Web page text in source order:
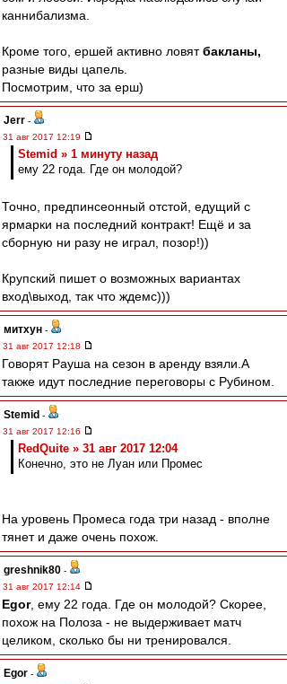
каннибализма.
Кроме того, ершей активно ловятбакланы,
разные виды цапель.
Посмотрим, что за ерш)
Jerr -
31 авг 2017 12:19
Stemid » 1 минуту назад
ему 22 года. Где он молодой?
Точно, предпинсеонный отстой, едущий с
ярмарки на последний контракт! Ещё и за
сборную ни разу не играл, позор!))
Крупский пишет о возможных вариантах
вход\выход, так что ждемс)))
митхун -
31 авг 2017 12:18
Говорят Рауша на сезон в аренду взяли.А
также идут последние переговоры с Рубином.
Stemid -
31 авг 2017 12:16
RedQuite » 31 авг 2017 12:04
Конечно, это не Луан или Промес
На уровень Промеса года три назад - вполне
тянет и даже очень похож.
greshnik80 -
31 авг 2017 12:14
Egor, ему 22 года. Где он молодой? Скорее,
похож на Полоза - не выдерживает матч
целиком, сколько бы ни тренировался.
Egor -